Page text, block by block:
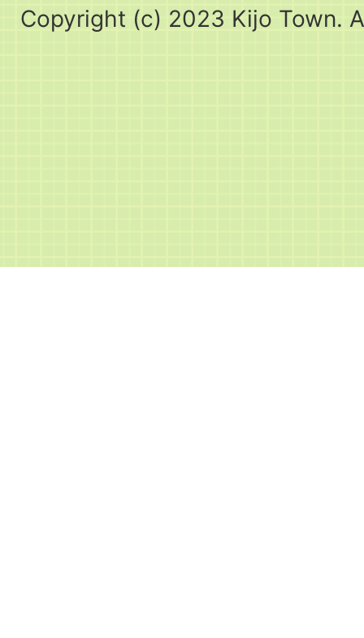
Copyright (c) 2023 Kijo Town.